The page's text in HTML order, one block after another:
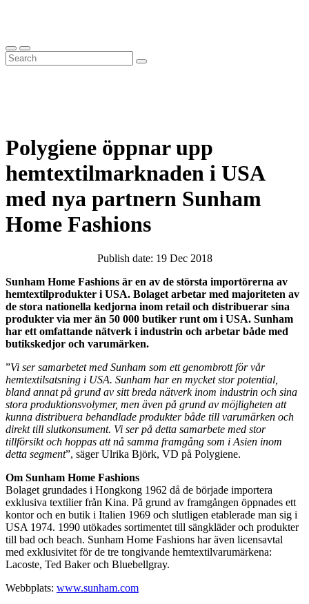
Polygiene öppnar upp
hemtextilmarknaden i USA
med nya partnern Sunham
Home Fashions
Publish date: 19 Dec 2018
Sunham Home Fashions är en av de största importörerna av
hemtextilprodukter i USA. Bolaget arbetar med majoriteten av
de stora nationella kedjorna inom retail och distribuerar sina
produkter via mer än 50 000 butiker runt om i USA. Sunham
har ett omfattande nätverk i industrin och arbetar både med
butikskedjor och varumärken.
”Vi ser samarbetet med Sunham som ett genombrott för vår
hemtextilsatsning i USA. Sunham har en mycket stor potential,
bland annat på grund av sitt breda nätverk inom industrin och sina
stora produktionsvolymer, men även på grund av möjligheten att
kunna distribuera behandlade produkter både till varumärken och
direkt till slutkonsument. Vi ser på detta samarbete med stor
tillförsikt och hoppas att nå samma framgång som i Asien inom
detta segment”, säger Ulrika Björk, VD på Polygiene.
Om Sunham Home Fashions
Bolaget grundades i Hongkong 1962 då de började importera
exklusiva textilier från Kina. På grund av framgången öppnades ett
kontor och en butik i Italien 1969 och slutligen etablerade man sig i
USA 1974. 1990 utökades sortimentet till sängkläder och produkter
till bad och beach. Sunham Home Fashions har även licensavtal
med exklusivitet för de tre tongivande hemtextilvarumärkena:
Lacoste, Ted Baker och Bluebellgray.
Webbplats: www.sunham.com